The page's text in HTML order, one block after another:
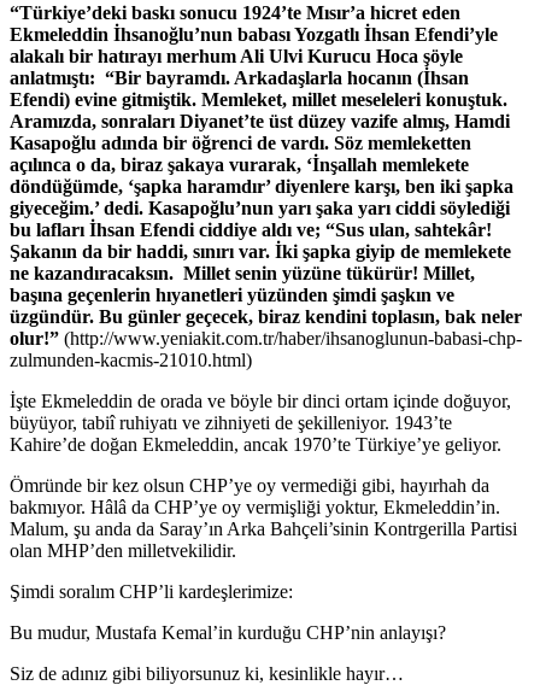
“Türkiye’deki baskı sonucu 1924’te Mısır’a hicret eden
Ekmeleddin İhsanoğlu’nun babası Yozgatlı İhsan Efendi’yle
alakalı bir hatırayı merhum Ali Ulvi Kurucu Hoca şöyle
anlatmıştı: “Bir bayramdı. Arkadaşlarla hocanın (İhsan
Efendi) evine gitmiştik. Memleket, millet meseleleri konuştuk.
Aramızda, sonraları Diyanet’te üst düzey vazife almış, Hamdi
Kasapoğlu adında bir öğrenci de vardı. Söz memleketten
açılınca o da, biraz şakaya vurarak, ‘İnşallah memlekete
döndüğümde, ‘şapka haramdır’ diyenlere karşı, ben iki şapka
giyeceğim.’ dedi. Kasapoğlu’nun yarı şaka yarı ciddi söylediği
bu lafları İhsan Efendi ciddiye aldı ve; “Sus ulan, sahtekâr!
Şakanın da bir haddi, sınırı var. İki şapka giyip de memlekete
ne kazandıracaksın. Millet senin yüzüne tükürür! Millet,
başına geçenlerin hıyanetleri yüzünden şimdi şaşkın ve
üzgündür. Bu günler geçecek, biraz kendini toplasın, bak neler
olur!” (http://www.yeniakit.com.tr/haber/ihsanoglunun-babasi-chp-
zulmunden-kacmis-21010.html)
İşte Ekmeleddin de orada ve böyle bir dinci ortam içinde doğuyor,
büyüyor, tabiî ruhiyatı ve zihniyeti de şekilleniyor. 1943’te
Kahire’de doğan Ekmeleddin, ancak 1970’te Türkiye’ye geliyor.
Ömründe bir kez olsun CHP’ye oy vermediği gibi, hayırhah da
bakmıyor. Hâlâ da CHP’ye oy vermişliği yoktur, Ekmeleddin’in.
Malum, şu anda da Saray’ın Arka Bahçeli’sinin Kontrgerilla Partisi
olan MHP’den milletvekilidir.
Şimdi soralım CHP’li kardeşlerimize:
Bu mudur, Mustafa Kemal’in kurduğu CHP’nin anlayışı?
Siz de adınız gibi biliyorsunuz ki, kesinlikle hayır…